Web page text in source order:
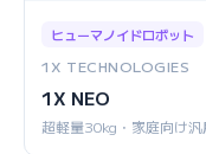
ヒューマノイドロボット
1X TECHNOLOGIES
1X NEO
超軽量30kg・家庭向け